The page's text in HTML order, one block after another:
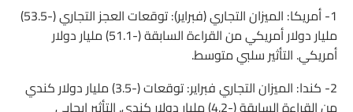
1- أمريكا: الميزان التجاري (فبراير): توقعات العجز التجاري (-53.5)
مليار دولار أمريكي من القراءة السابقة (-51.1) مليار دولار
أمريكي. التأثير سلبي متوسط.
2- كندا: الميزان التجاري فبراير: توقعات (-3.5) مليار دولار كندي